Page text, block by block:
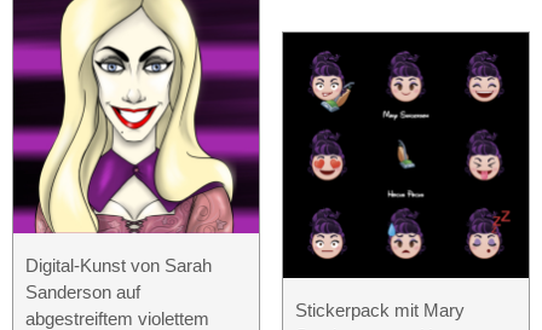
Digital-Kunst von Sarah
Sanderson auf
abgestreiftem violettem
Stickerpack mit Mary